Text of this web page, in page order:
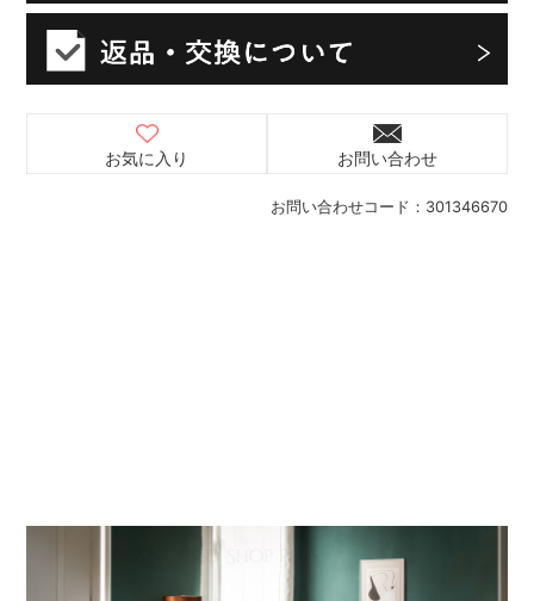
お問い合わせコード： 301346670
お気に入り お問い合わせ